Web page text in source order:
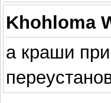
Khohloma
а краши